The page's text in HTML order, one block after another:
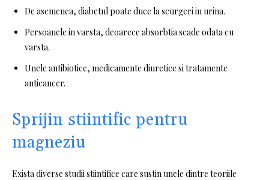
De asemenea, diabetul poate duce la scurgeri in urina.
Persoanele in varsta, deoarece absorbtia scade odata cu
varsta.
Unele antibiotice, medicamente diuretice si tratamente
anticancer.
Sprijin stiintific pentru
magneziu
Exista diverse studii stiintifice care sustin unele dintre teoriile